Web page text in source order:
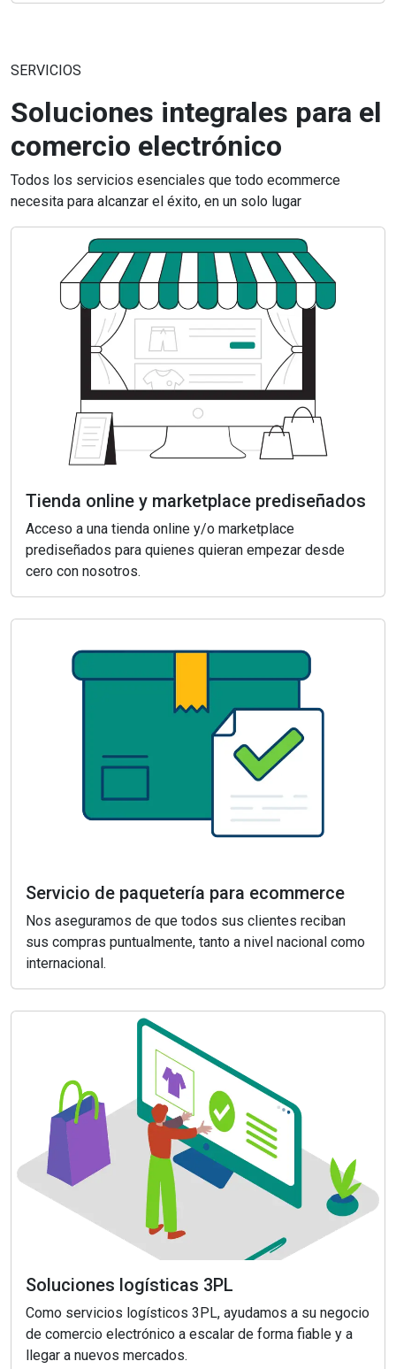
SERVICIOS
Soluciones integrales para el
comercio electrónico
Todos los servicios esenciales que todo ecommerce
necesita para alcanzar el éxito, en un solo lugar
Tienda online y marketplace prediseñados
Acceso a una tienda online y/o marketplace
prediseñados para quienes quieran empezar desde
cero con nosotros.
Servicio de paquetería para ecommerce
Nos aseguramos de que todos sus clientes reciban
sus compras puntualmente, tanto a nivel nacional como
internacional.
Soluciones logísticas 3PL
Como servicios logísticos 3PL, ayudamos a su negocio
de comercio electrónico a escalar de forma fiable y a
llegar a nuevos mercados.